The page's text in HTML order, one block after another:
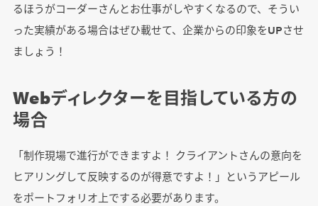
るほうがコーダーさんとお仕事がしやすくなるので、そうい
った実績がある場合はぜひ載せて、企業からの印象をUPさせ
ましょう！
Webディレクターを目指している方の
場合
「制作現場で進行ができますよ！ クライアントさんの意向を
ヒアリングして反映するのが得意ですよ！」というアピール
をポートフォリオ上でする必要があります。